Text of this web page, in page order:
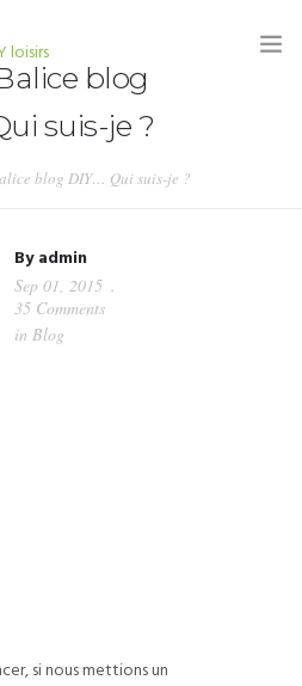
blog
suis-je ?
blog DIY… Qui suis-je ?
Byadmin
Sep 01, 2015
35 Comments
in Blog
si nous mettions un